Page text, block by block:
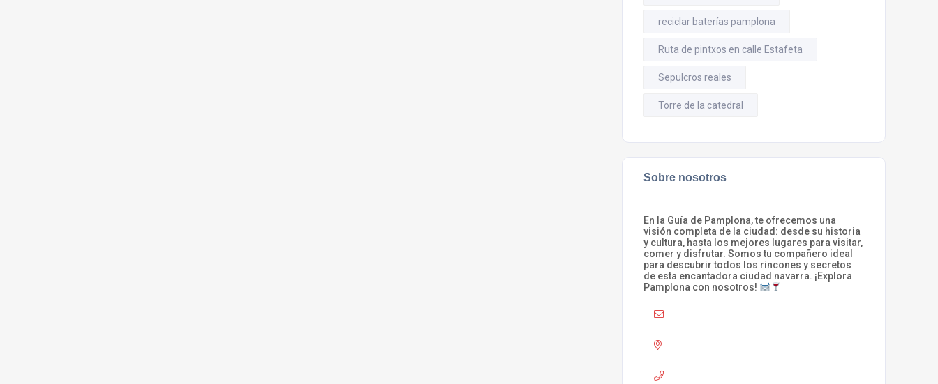
reciclar baterías pamplona
Ruta de pintxos en calle Estafeta
Sepulcros reales
Torre de la catedral
Sobre nosotros
En la Guía de Pamplona, te ofrecemos una
visión completa de la ciudad: desde su historia
y cultura, hasta los mejores lugares para visitar,
comer y disfrutar. Somos tu compañero ideal
para descubrir todos los rincones y secretos
de esta encantadora ciudad navarra. ¡Explora
Pamplona con nosotros!